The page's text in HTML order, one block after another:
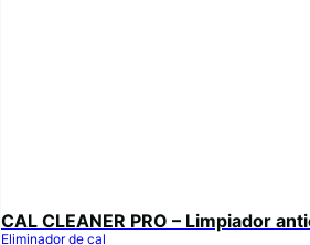
CAL CLEANER PRO – Limpiador
Eliminador de cal